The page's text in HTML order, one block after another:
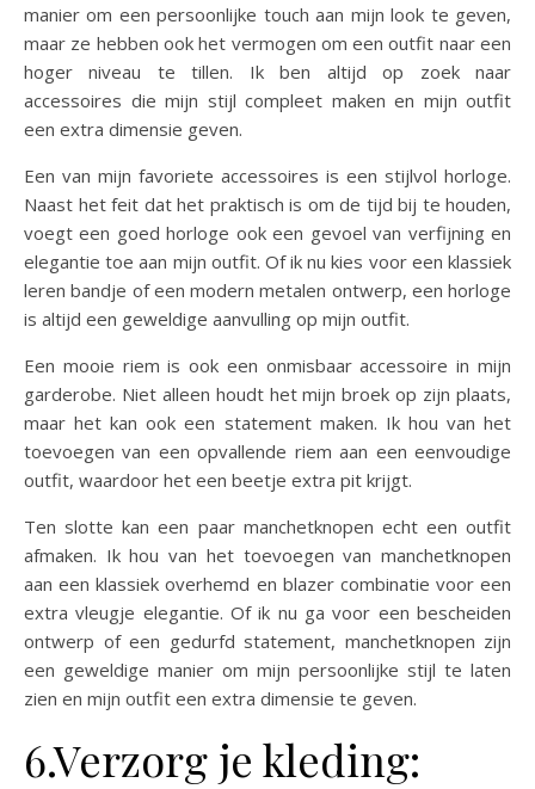
manier om een persoonlijke touch aan mijn look te geven,
maar ze hebben ook het vermogen om een outfit naar een
hoger niveau te tillen. Ik ben altijd op zoek naar
accessoires die mijn stijl compleet maken en mijn outfit
een extra dimensie geven.
Een van mijn favoriete accessoires is een stijlvol horloge.
Naast het feit dat het praktisch is om de tijd bij te houden,
voegt een goed horloge ook een gevoel van verfijning en
elegantie toe aan mijn outfit. Of ik nu kies voor een klassiek
leren bandje of een modern metalen ontwerp, een horloge
is altijd een geweldige aanvulling op mijn outfit.
Een mooie riem is ook een onmisbaar accessoire in mijn
garderobe. Niet alleen houdt het mijn broek op zijn plaats,
maar het kan ook een statement maken. Ik hou van het
toevoegen van een opvallende riem aan een eenvoudige
outfit, waardoor het een beetje extra pit krijgt.
Ten slotte kan een paar manchetknopen echt een outfit
afmaken. Ik hou van het toevoegen van manchetknopen
aan een klassiek overhemd en blazer combinatie voor een
extra vleugje elegantie. Of ik nu ga voor een bescheiden
ontwerp of een gedurfd statement, manchetknopen zijn
een geweldige manier om mijn persoonlijke stijl te laten
zien en mijn outfit een extra dimensie te geven.
6.Verzorg je kleding: